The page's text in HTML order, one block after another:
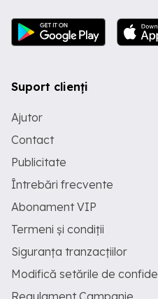
Suport clienți
Ajutor
Contact
Publicitate
Întrebări frecvente
Abonament VIP
Termeni și condiții
Siguranța tranzacțiilor
Modifică setările de
Regulament Campanie